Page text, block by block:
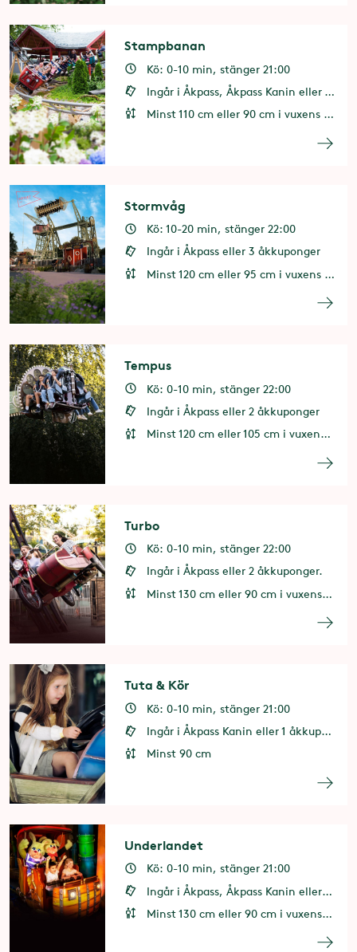
Stampbanan
Kö: 0-10 min, stänger 21:00
Ingår i Åkpass, Åkpass Kanin eller 1 åkkupong
Minst 110 cm eller 90 cm i vuxens sällskap
Stormvåg
Kö: 10-20 min, stänger 22:00
Ingår i Åkpass eller 3 åkkuponger
Minst 120 cm eller 95 cm i vuxens sällskap. Minst 6 år eller 4 år i vuxens sällskap.
Tempus
Kö: 0-10 min, stänger 22:00
Ingår i Åkpass eller 2 åkkuponger
Minst 120 cm eller 105 cm i vuxens sällskap
Turbo
Kö: 0-10 min, stänger 22:00
Ingår i Åkpass eller 2 åkkuponger.
Minst 130 cm eller 90 cm i vuxens sällskap. Minst 8 år eller 3 år i vuxens sällskap.
Tuta & Kör
Kö: 0-10 min, stänger 21:00
Ingår i Åkpass Kanin eller 1 åkkupong
Minst 90 cm
Underlandet
Kö: 0-10 min, stänger 21:00
Ingår i Åkpass, Åkpass Kanin eller 3 åkkuponger
Minst 130 cm eller 90 cm i vuxens sällskap. Minst 8 år eller 2 år i vuxens sällskap.